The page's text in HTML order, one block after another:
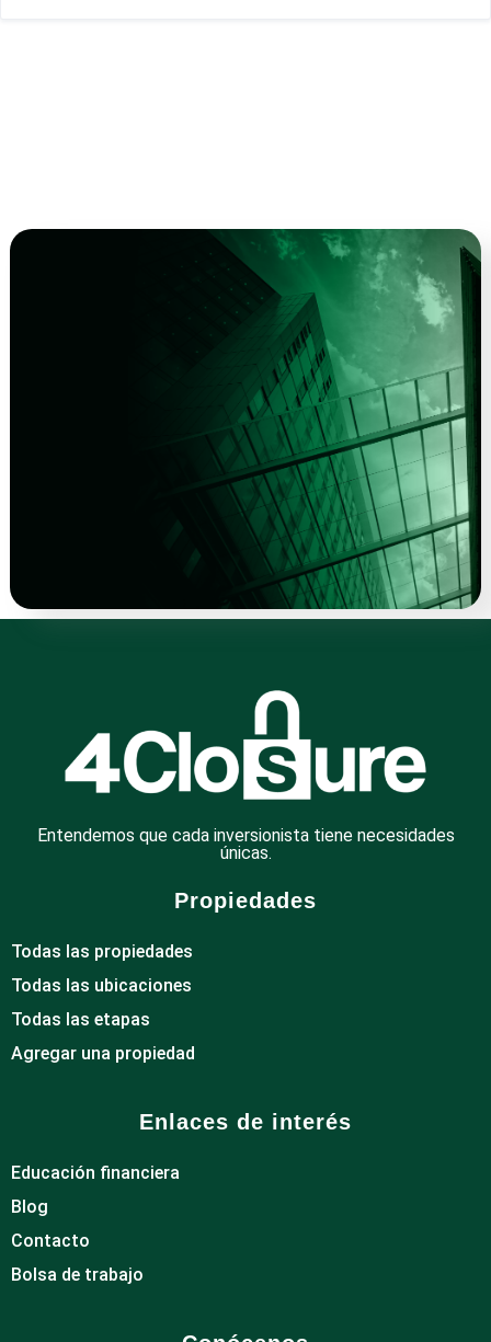
Entendemos que cada inversionista tiene necesidades
únicas.
Propiedades
Todas las propiedades
Todas las ubicaciones
Todas las etapas
Agregar una propiedad
Enlaces de interés
Educación financiera
Blog
Contacto
Bolsa de trabajo